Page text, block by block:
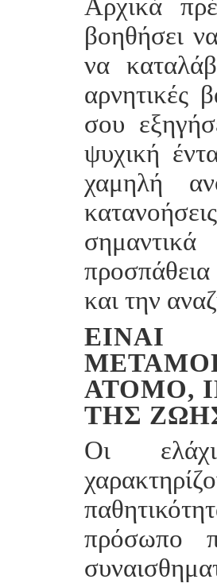
βοηθήσει
να
αρνητικές
σου
ψυχική
χαμηλή
και την
ΕΊΝΑΙ
ΆΤΟΜΟ,
ΤΗΣ
Οι
πρόσωπο